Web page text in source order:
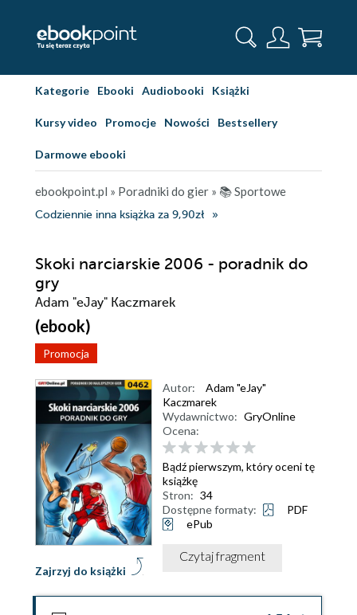
Kategorie Ebooki Audiobooki Książki
Kursy video Promocje Nowości Bestsellery
Darmowe ebooki
ebookpoint.pl » Poradniki do gier » 📚 Sportowe
Codziennie inna książka za 9,90zł
Skoki narciarskie 2006 - poradnik do
gry
Adam "eJay" Kaczmarek
(ebook)
Promocja
Zajrzyj do książki
Autor:
Adam "eJay"
Kaczmarek
Wydawnictwo: GryOnline
Ocena:
Bądź pierwszym, który oceni tę
książkę
Stron: 34
Dostępne formaty:
PDF
ePub
Czytaj fragment